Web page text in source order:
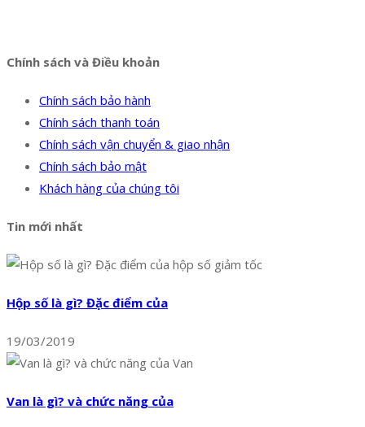
Chính sách và Điều khoản
Chính sách bảo hành
Chính sách thanh toán
Chính sách vận chuyển & giao nhận
Chính sách bảo mật
Khách hàng của chúng tôi
Tin mới nhất
Hộp số là gì? Đặc điểm của
19/03/2019
Van là gì? và chức năng của